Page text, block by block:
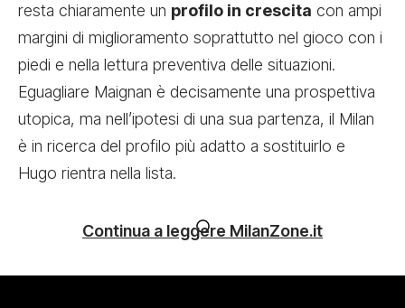
resta chiaramente un profilo in crescita con ampi
margini di miglioramento soprattutto nel gioco con i
piedi e nella lettura preventiva delle situazioni.
Eguagliare Maignan è decisamente una prospettiva
utopica, ma nell’ipotesi di una sua partenza, il Milan
è in ricerca del profilo più adatto a sostituirlo e
Hugo rientra nella lista.
Continua a leggere MilanZone.it